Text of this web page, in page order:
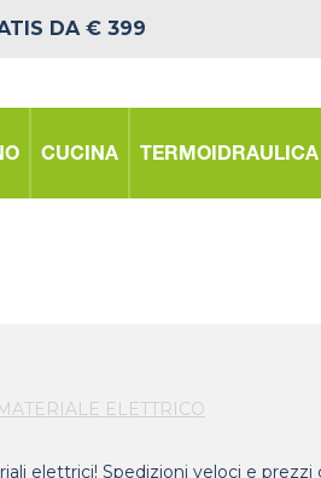
DA € 399
CUCINA TERMOIDRAULICA
ELETTRICO
elettrici! Spedizioni veloci e prezzi